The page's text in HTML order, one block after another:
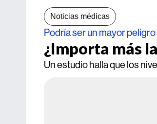
Noticias médicas
Podría ser un mayor peligro
¿Importa más
Un estudio halla que los